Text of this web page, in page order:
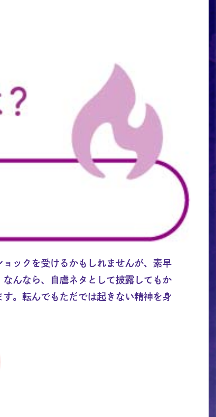
ックを受けるかもしれませんが、素早
んなら、自虐ネタとして披露してもか
。転んでもただでは起きない精神を身